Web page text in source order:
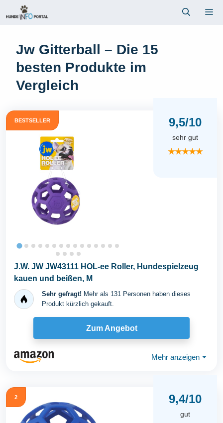
Inhalt
Jw Gitterball – Die 15
besten Produkte im
Vergleich
BESTSELLER 9,5/10
sehr gut
★★★★★
J.W. JW JW43111 HOL-ee Roller, Hundespielzeug
kauen und beißen, M
Sehr gefragt! Mehr als 131 Personen haben dieses
Produkt kürzlich gekauft.
Zum Angebot
Mehr anzeigen ⏷
2 9,4/10
gut